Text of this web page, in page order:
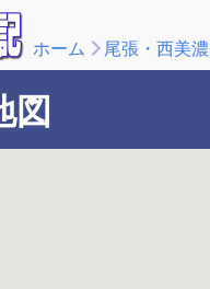
ホーム 尾張・西美
図